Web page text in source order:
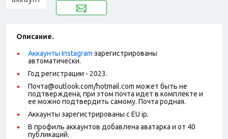
Описание.
Аккаунты Instagram зарегистрированы
автоматически.
Год регистрации - 2023.
Почта@outlook.com/hotmail.com может быть не
подтверждена, при этом почта идет в комплекте и
ее можно подтвердить самому. Почта родная.
Аккаунты зарегистрированы с EU ip.
В профиль аккаунтов добавлена аватарка и от 40
публикаций.